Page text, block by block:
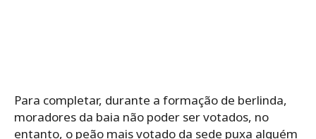
Para completar, durante a formação de berlinda,
moradores da baia não poder ser votados, no
entanto, o peão mais votado da sede puxa alguém